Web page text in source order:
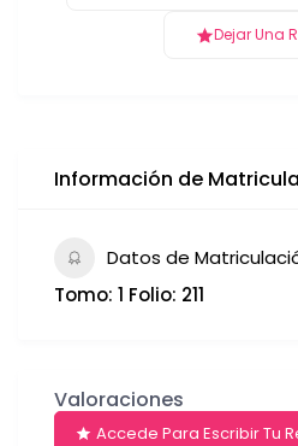
Dejar Una
Información de
Datos de
Tomo: 1 Folio: 211
Valoraciones
Accede Para Escribir Tu